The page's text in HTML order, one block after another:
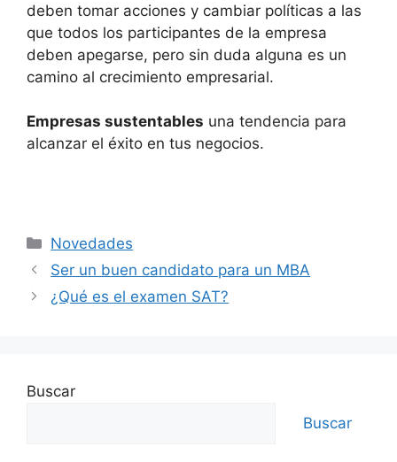
deben tomar acciones y cambiar políticas a las
que todos los participantes de la empresa
deben apegarse, pero sin duda alguna es un
camino al crecimiento empresarial.
Empresas sustentables una tendencia para
alcanzar el éxito en tus negocios.
Novedades
Ser un buen candidato para un MBA
¿Qué es el examen SAT?
Buscar
Buscar